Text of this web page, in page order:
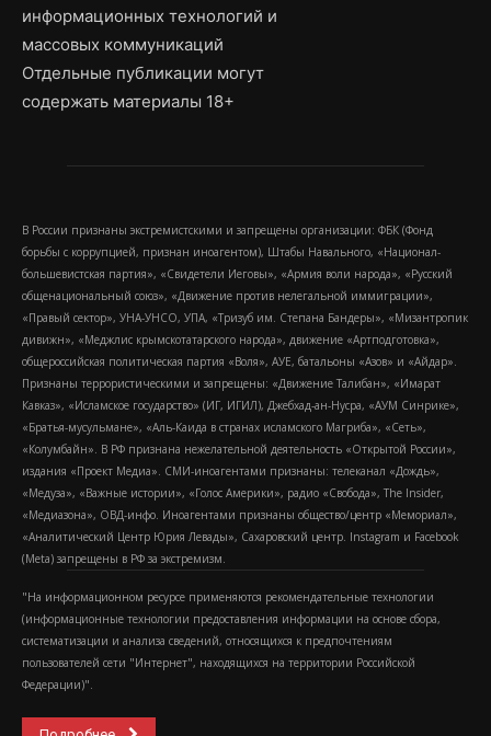
информационных технологий и
массовых коммуникаций
Отдельные публикации могут
содержать материалы 18+
В России признаны экстремистскими и запрещены организации: ФБК (Фонд
борьбы с коррупцией, признан иноагентом), Штабы Навального, «Национал-
большевистская партия», «Свидетели Иеговы», «Армия воли народа», «Русский
общенациональный союз», «Движение против нелегальной иммиграции»,
«Правый сектор», УНА-УНСО, УПА, «Тризуб им. Степана Бандеры», «Мизантропик
дивижн», «Меджлис крымскотатарского народа», движение «Артподготовка»,
общероссийская политическая партия «Воля», АУЕ, батальоны «Азов» и «Айдар».
Признаны террористическими и запрещены: «Движение Талибан», «Имарат
Кавказ», «Исламское государство» (ИГ, ИГИЛ), Джебхад-ан-Нусра, «АУМ Синрике»,
«Братья-мусульмане», «Аль-Каида в странах исламского Магриба», «Сеть»,
«Колумбайн». В РФ признана нежелательной деятельность «Открытой России»,
издания «Проект Медиа». СМИ-иноагентами признаны: телеканал «Дождь»,
«Медуза», «Важные истории», «Голос Америки», радио «Свобода», The Insider,
«Медиазона», ОВД-инфо. Иноагентами признаны общество/центр «Мемориал»,
«Аналитический Центр Юрия Левады», Сахаровский центр. Instagram и Facebook
(Metа) запрещены в РФ за экстремизм.
"На информационном ресурсе применяются рекомендательные технологии
(информационные технологии предоставления информации на основе сбора,
систематизации и анализа сведений, относящихся к предпочтениям
пользователей сети "Интернет", находящихся на территории Российской
Федерации)".